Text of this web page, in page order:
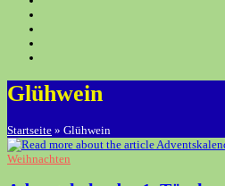
Glühwein
Startseite » Glühwein
Weihnachten